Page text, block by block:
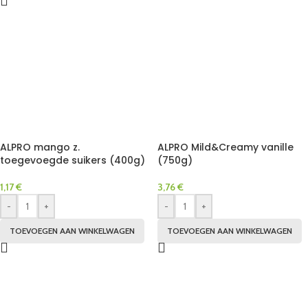
ALPRO mango z.
toegevoegde suikers (400g)
1,17€
-
+
TOEVOEGEN AAN WINKELWAGEN
ALPRO Mild&Creamy vanille
(750g)
3,76€
-
+
TOEVOEGEN AAN WINKELWAGEN